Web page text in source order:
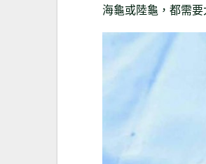
海龜或陸龜，都需